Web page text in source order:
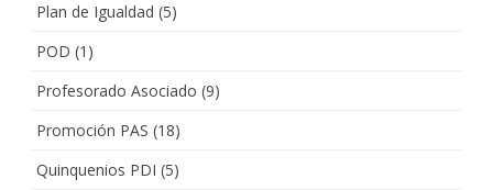
Plan de Igualdad (5)
POD (1)
Profesorado Asociado (9)
Promoción PAS (18)
Quinquenios PDI (5)